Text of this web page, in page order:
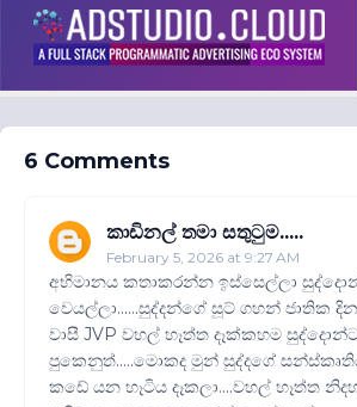
6 Comments
කාඩිනල් තමා සතුටුම.....
February 5, 2026 at 9:27 AM
අභිමානය කතාකරන්න ඉස්සෙල්ලා
වෙයල්ලා......සුද්දන්ගේ සූට් ගහන් ජාතික
වාසී JVP වහල් හෑත්ත දෑක්කහම
පුකෙනුත්.....මොකද මුන් සුද්දගේ
කඩේ යන හෑටිය දෑකලා....වහල් හෑත්ත